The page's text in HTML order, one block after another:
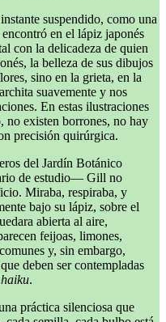
suspendido, como una
en el lápiz japonés
con la delicadeza de quien
la belleza de sus dibujos
sino en la grieta, en la
suavemente y nos
En estas ilustraciones
no existen borrones, no hay
precisión quirúrgica.
del Jardín Botánico
de estudio— Gill no
Miraba, respiraba, y
bajo su lápiz, sobre el
abierta al aire,
feijoas, limones,
y, sin embargo,
deben ser contempladas
haiku.
práctica silenciosa que